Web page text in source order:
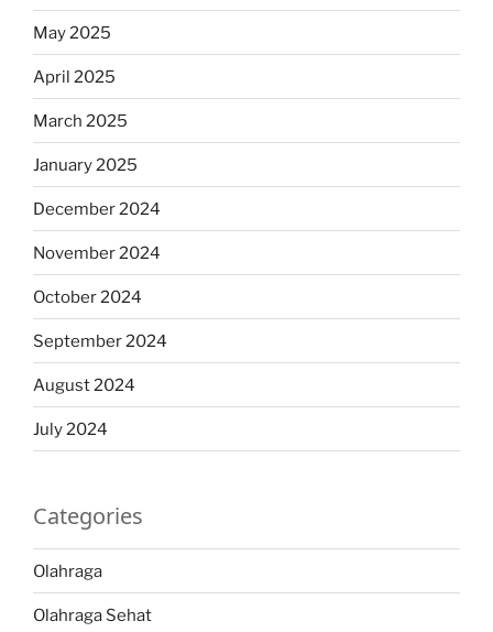
May 2025
April 2025
March 2025
January 2025
December 2024
November 2024
October 2024
September 2024
August 2024
July 2024
Categories
Olahraga
Olahraga Sehat